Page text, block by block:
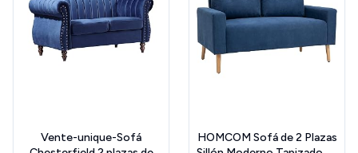
Vente-unique-Sofá
HOMCOM Sofá de 2 Plazas